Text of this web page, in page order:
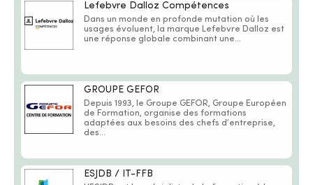
Lefebvre Dalloz Compétences
Dans un monde en profonde mutation où les
usages évoluent, la marque Lefebvre Dalloz est
une réponse globale combinant une...
GROUPE GEFOR
Depuis 1993, le Groupe GEFOR, Groupe Européen
de Formation, organise des formations
adaptées aux besoins des chefs d’entreprise,
des...
ESJDB / IT-FFB